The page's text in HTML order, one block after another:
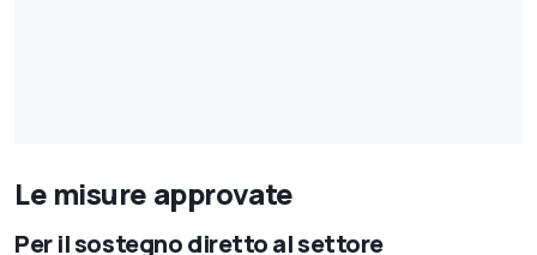
Le misure approvate
Per il sostegno diretto al settore